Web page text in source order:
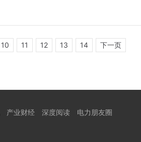
10 11 12 13 14 下一页
产业财经 深度阅读 电力朋友圈